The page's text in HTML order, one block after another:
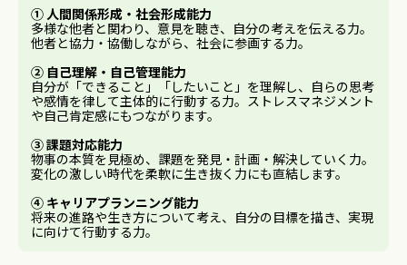
① 人間関係形成・社会形成能力
多様な他者と関わり、意見を聴き、自分の考えを伝える力。
他者と協力・協働しながら、社会に参画する力。
② 自己理解・自己管理能力
自分が「できること」「したいこと」を理解し、自らの思考
や感情を律して主体的に行動する力。ストレスマネジメント
や自己肯定感にもつながります。
③ 課題対応能力
物事の本質を見極め、課題を発見・計画・解決していく力。
変化の激しい時代を柔軟に生き抜く力にも直結します。
④ キャリアプランニング能力
将来の進路や生き方について考え、自分の目標を描き、実現
に向けて行動する力。